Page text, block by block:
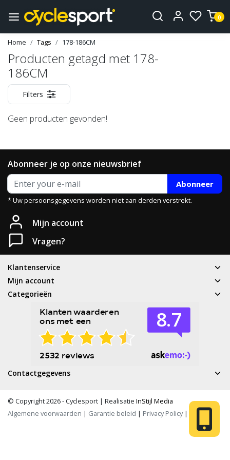
0
Home Tags 178-186CM
Producten getagd met 178-
186CM
Filters
Geen producten gevonden!
Abonneer je op onze nieuwsbrief
Abonneer
* Uw persoonsgegevens worden niet aan derden verstrekt.
Mijn account
Vragen?
Klantenservice
Mijn account
Categorieën
Contactgegevens
© Copyright 2026 - Cyclesport | Realisatie InStijl Media
Algemene voorwaarden | Garantie beleid | Privacy Policy| RSS Feed